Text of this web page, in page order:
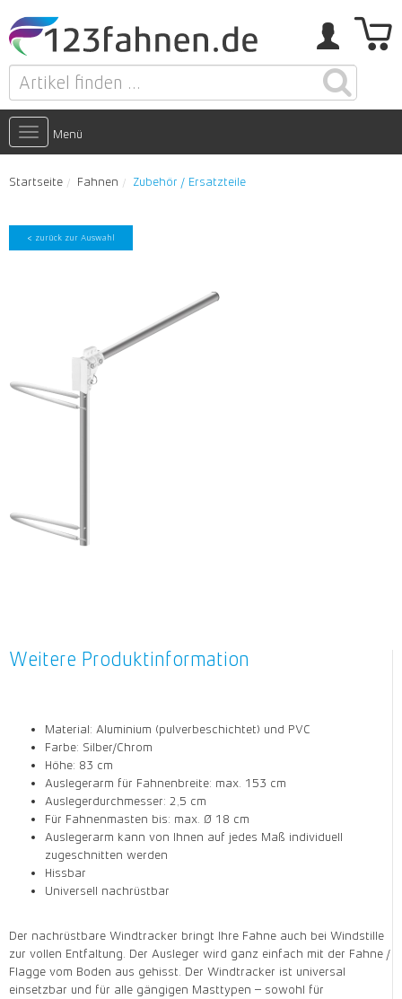
Toggle
navigation
Menü
Startseite Fahnen Zubehör / Ersatzteile
< zurück zur Auswahl
Weitere Produktinformation
Material: Aluminium (pulverbeschichtet) und PVC
Farbe: Silber/Chrom
Höhe: 83 cm
Auslegerarm für Fahnenbreite: max. 153 cm
Auslegerdurchmesser: 2,5 cm
Für Fahnenmasten bis: max. Ø 18 cm
Auslegerarm kann von Ihnen auf jedes Maß individuell
zugeschnitten werden
Hissbar
Universell nachrüstbar
Der nachrüstbare Windtracker bringt Ihre Fahne auch bei Windstille
zur vollen Entfaltung. Der Ausleger wird ganz einfach mit der Fahne /
Flagge vom Boden aus gehisst. Der Windtracker ist universal
einsetzbar und für alle gängigen Masttypen – sowohl für